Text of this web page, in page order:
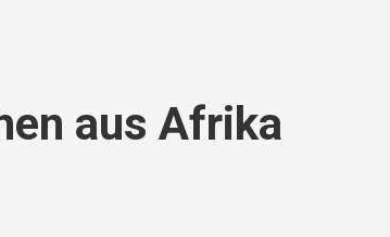
aus Afrika